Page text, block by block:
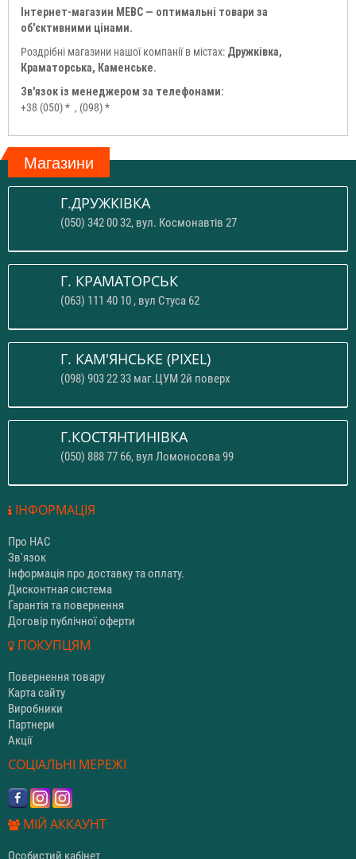
Інтернет-магазин МЕВС — оптимальні товари за
об'єктивними цінами.
Роздрібні магазини нашої компанії в містах: Дружківка,
Краматорська, Каменське.
Зв'язок із менеджером за телефонами:
+38 (050) * , (098) *
Магазини
Г.ДРУЖКІВКА
(050) 342 00 32, вул. Космонавтів 27
Г. КРАМАТОРСЬК
(063) 111 40 10 , вул Стуса 62
Г. КАМ'ЯНСЬКЕ (PIXEL)
(098) 903 22 33 маг.ЦУМ 2й поверх
Г.КОСТЯНТИНІВКА
(050) 888 77 66, вул Ломоносова 99
ІНФОРМАЦІЯ
Про НАС
Зв'язок
Інформація про доставку та оплату.
Дисконтная система
Гарантія та повернення
Договір публічної оферти
ПОКУПЦЯМ
Повернення товару
Карта сайту
Виробники
Партнери
Акції
СОЦІАЛЬНІ МЕРЕЖІ
МІЙ АККАУНТ
Особистий кабінет